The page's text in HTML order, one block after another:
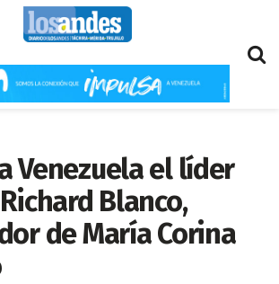
Venezuela el líder
Blanco,
de María Corina